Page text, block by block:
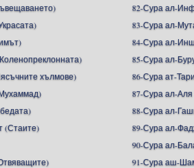
хълмове)
(Стаите)
82-Сура ал-
83-Сура ал-
84-Сура ал-
85-Сура ал-
86-Сура ат-
87-Сура ал-
88-Сура ал-
89-Сура ал-
90-Сура ал-
91-Сура аш-